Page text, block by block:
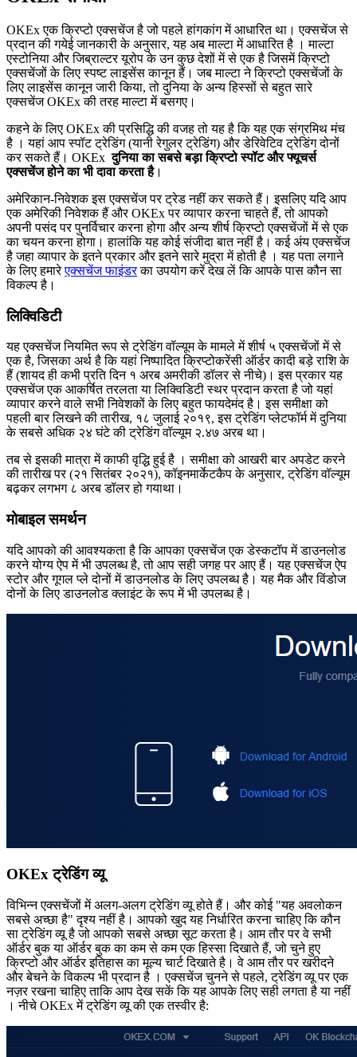
OKEx एक क्रिप्टो एक्सचेंज है जो पहले हांगकांग में आधारित था। एक्सचेंज से
प्रदान की गयेई जानकारी के अनुसार, यह अब माल्टा में आधारित है । माल्टा
एस्टोनिया और जिब्राल्टर यूरोप के उन कुछ देशों में से एक है जिसमें क्रिप्टो
एक्सचेंजों के लिए स्पष्ट लाइसेंस कानून हैं। जब माल्टा ने क्रिप्टो एक्सचेंजों के
लिए लाइसेंस कानून जारी किया, तो दुनिया के अन्य हिस्सों से बहुत सारे
एक्सचेंज OKEx की तरह माल्टा में बसगए।
कहने के लिए OKEx की प्रसिद्धि की वजह तो यह है कि यह एक संग्रमिथ मंच
है । यहां आप स्पॉट ट्रेडिंग (यानी रेगुलर ट्रेडिंग) और डेरिवेटिव ट्रेडिंग दोनों
कर सकते हैं। OKExदुनिया का सबसे बड़ा क्रिप्टो स्पॉट और फ्यूचर्स
एक्सचेंज होने का भी दावा करता है।
अमेरिकान-निवेशक इस एक्सचेंज पर ट्रेड नहीं कर सकते हैं। इसलिए यदि आप
एक अमेरिकी निवेशक हैं और OKEx पर व्यापार करना चाहते हैं, तो आपको
अपनी पसंद पर पुनर्विचार करना होगा और अन्य शीर्ष क्रिप्टो एक्सचेंजों में से एक
का चयन करना होगा। हालांकि यह कोई संजीदा बात नहीं है। कई अंय एक्सचेंज
है जहा व्यापार के इतने प्रकार और इतने सारे मुद्रा में होती है । यह पता लगाने
के लिए हमारेएक्सचेंज फाइंडरका उपयोग करें देख लें कि आपके पास कौन सा
विकल्प है।
लिक्विडिटी
यह एक्सचेंज नियमित रूप से ट्रेडिंग वॉल्यूम के मामले में शीर्ष ५ एक्सचेंजों में से
एक है, जिसका अर्थ है कि यहां निष्पादित क्रिप्टोकरेंसी ऑर्डर कादी बड़े राशि के
हैं (शायद ही कभी प्रति दिन १ अरब अमरीकी डॉलर से नीचे)। इस प्रकार यह
एक्सचेंज एक आकर्षित तरलता या लिक्विडिटी स्थर प्रदान करता है जो यहां
व्यापार करने वाले सभी निवेशकों के लिए बहुत फायदेमंद है। इस समीक्षा को
पहली बार लिखने की तारीख, १८ जुलाई २०१९, इस ट्रेडिंग प्लेटफॉर्म में दुनिया
के सबसे अधिक २४ घंटे की ट्रेडिंग वॉल्यूम २.४७ अरब था।
तब से इसकी मात्रा में काफी वृद्धि हुई है । समीक्षा को आखरी बार अपडेट करने
की तारीख पर (२१ सितंबर २०२१), कॉइनमार्केटकैप के अनुसार, ट्रेडिंग वॉल्यूम
बढ़कर लगभग ८ अरब डॉलर हो गयाथा।
मोबाइल समर्थन
यदि आपको की आवश्यकता है कि आपका एक्सचेंज एक डेस्कटॉप में डाउनलोड
करने योग्य ऐप में भी उपलब्ध है, तो आप सही जगह पर आए हैं। यह एक्सचेंज ऐप
स्टोर और गूगल प्ले दोनों में डाउनलोड के लिए उपलब्ध है। यह मैक और विंडोज
दोनों के लिए डाउनलोड क्लाइंट के रूप में भी उपलब्ध है।
OKEx ट्रेडिंग व्यू
विभिन्न एक्सचेंजों में अलग-अलग ट्रेडिंग व्यू होते हैं। और कोई "यह अवलोकन
सबसे अच्छा है" दृश्य नहीं है। आपको खुद यह निर्धारित करना चाहिए कि कौन
सा ट्रेडिंग व्यू है जो आपको सबसे अच्छा सूट करता है। आम तौर पर वे सभी
ऑर्डर बुक या ऑर्डर बुक का कम से कम एक हिस्सा दिखाते हैं, जो चुने हुए
क्रिप्टो और ऑर्डर इतिहास का मूल्य चार्ट दिखाते है। वे आम तौर पर खरीदने
और बेचने के विकल्प भी प्रदान है । एक्सचेंज चुनने से पहले, ट्रेडिंग व्यू पर एक
नज़र रखना चाहिए ताकि आप देख सकें कि यह आपके लिए सही लगता है या नहीं
। नीचे OKEx में ट्रेडिंग व्यू की एक तस्वीर है: